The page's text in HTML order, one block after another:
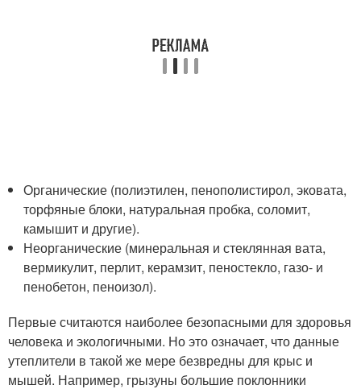
Органические (полиэтилен, пенополистирол, эковата,
торфяные блоки, натуральная пробка, соломит,
камышит и другие).
Неорганические (минеральная и стеклянная вата,
вермикулит, перлит, керамзит, пеностекло, газо- и
пенобетон, пеноизол).
Первые считаются наиболее безопасными для здоровья
человека и экологичными. Но это означает, что данные
утеплители в такой же мере безвредны для крыс и
мышей. Например, грызуны большие поклонники